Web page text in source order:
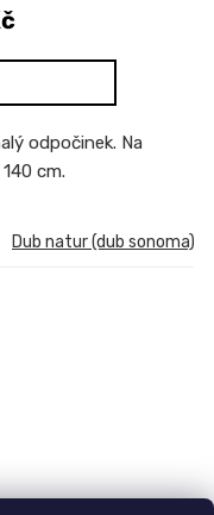
odpočinek. Na
cm.
Dub natur (dub sonoma)